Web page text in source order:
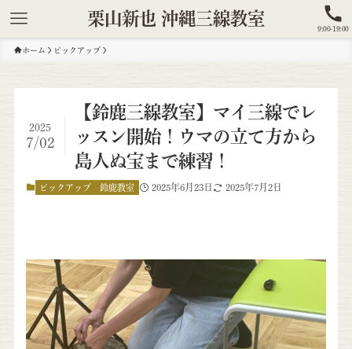
栗山新也 沖縄三線教室
9:00-19:00
ホーム ピックアップ
【鈴鹿三線教室】マイ三線でレ
ッスン開始！ウマの立て方から
島人ぬ宝まで練習！
2025
7/02
ピックアップ 鈴鹿教室 2025年6月23日 2025年7月2日